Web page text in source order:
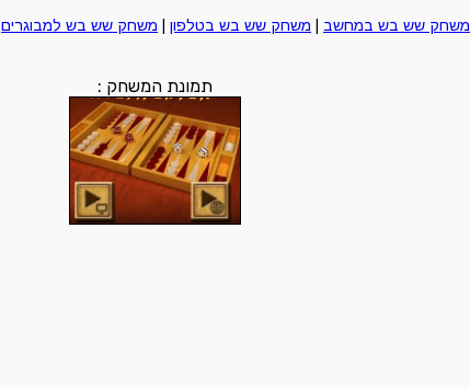
משחק שש בש במחשב משחק שש בש בטלפון משחק שש בש למבוגרים
תמונת המשחק :